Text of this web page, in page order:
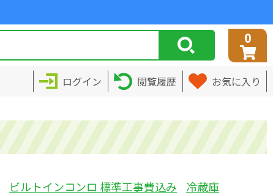
0
ログイン 閲覧履歴 お気に入り
ビルトインコンロ 標準工事費込み 冷蔵庫